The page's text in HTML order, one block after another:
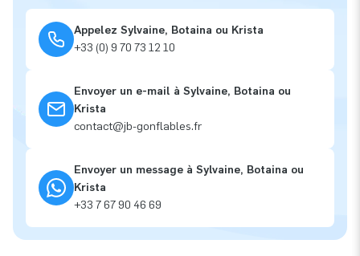
Appelez Sylvaine, Botaina ou Krista
+33 (0) 9 70 73 12 10
Envoyer un e-mail à Sylvaine, Botaina ou
Krista
contact@jb-gonflables.fr
Envoyer un message à Sylvaine, Botaina ou
Krista
+33 7 67 90 46 69